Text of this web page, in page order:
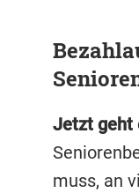
Jetzt geht
muss, an